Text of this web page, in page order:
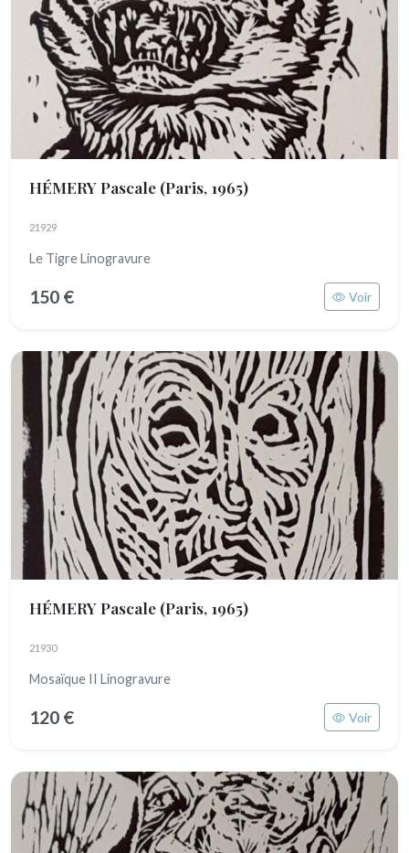
HÉMERY Pascale (Paris, 1965)
21929
Le Tigre Linogravure
150 € Voir
HÉMERY Pascale (Paris, 1965)
21930
Mosaïque II Linogravure
120 € Voir